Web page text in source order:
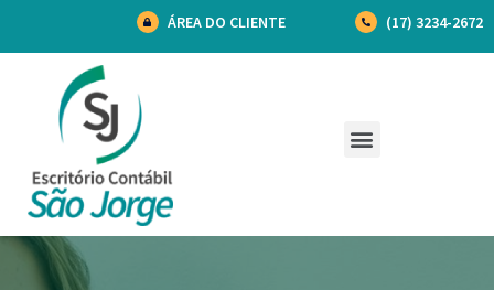
ÁREA DO CLIENTE (17) 3234-2672